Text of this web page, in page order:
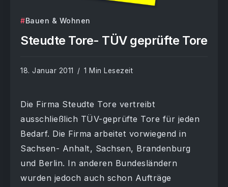
Bauen & Wohnen
Steudte Tore- TÜV geprüfte Tore
18. Januar 2011 1 Min Lesezeit
Die Firma Steudte Tore vertreibt
ausschließlich TÜV-geprüfte Tore für jeden
Bedarf. Die Firma arbeitet vorwiegend in
Sachsen- Anhalt, Sachsen, Brandenburg
und Berlin. In anderen Bundesländern
wurden jedoch auch schon Aufträge